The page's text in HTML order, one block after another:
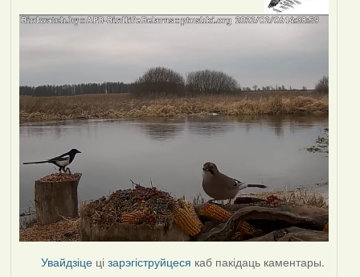
Увайдзіце цізарэгіструйцеся каб пакідаць каментары.